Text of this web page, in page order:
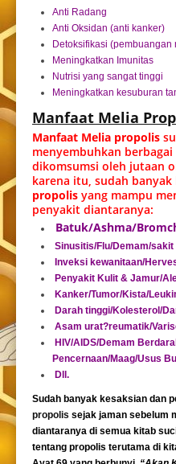
Anti Radang
Anti Oksidan (anti kanker)
Detoksifikasi (pembuangan
Meningkatkan Imunitas
Nutrisi yang sangat tinggi
Meningkatkan kesuburan
Manfaat Melia
Manfaat Melia propolis
menyembuhkan
dikomsumsi oleh jutaan
karena itu, sudah
propolis yang mampu
penyakit diantaranya:
Batuk/Ashma/
Sinusitis/Flu/Demam/sakit
Inveksi kewanitaan/
Penyakit Kulit & Jamur/
Kanker/Tumor/Kista/
Darah tinggi/Kolesterol/
Asam urat?reumatik/
HIV/AIDS/Demam
Pencernaan/Maag/Usus
Dll.
Sudah banyak kesaksian dan
propolis sejak jaman sebelum
diantaranya di semua kitab
tentang propolis terutama di